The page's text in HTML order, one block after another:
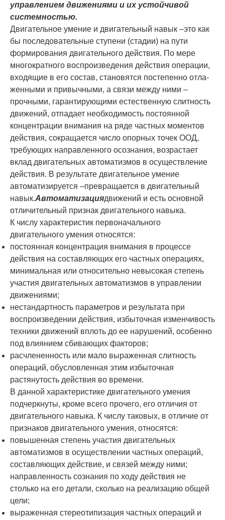
управлением движениями и их устойчивой
системностью.
Двигательное умение и двигательный навык –это как
бы последовательные сту­пени (стадии) на пути
формирования двигательного действия. По мере
многократного воспро­изведения действия операции,
входящие в его состав, стано­вятся постепенно отла­
жен­ными и привычными, а связи между ни­ми –
прочными, гарантирующими естествен­ную слитность
движе­ний, отпадает необходимость постоянной
концентрации внимания на ряде частных моментов
действия, сокращается число опорных точек ООД,
требующих направленного осознания, возрастает
вклад дви­гательных автоматизмов в осуществление
действия. В результате двигательное умение
автоматизируется –превращается в двига­тельный
навык.Автоматизациядвижений и есть основ­ной
отличительный признак дви­гательного навыка.
К числу характеристик первоначального
двигательного умения относятся:
постоянная концентрация внимания в процессе
действия на составляющих его част­ных операциях,
минимальная или относи­тельно невысокая степень
участия двига­тельных автоматизмов в управлении
движениями;
нестандартность параметров и результата при
воспроизведении действия, избыточ­ная изменчивость
техники движений вплоть до ее нарушений, особенно
под влиянием сбивающих факторов;
расчлененность или мало выраженная слитность
операций, обусловленная этим из­быточная
растянутость действия во времени.
В данной характеристике двигательного умения
подчеркнуты, кроме всего прочего, его отличия от
двигательного навыка. К числу таковых, в отличие от
признаков двига­тельного умения, относятся:
повышенная степень участия двигательных
автоматизмов в осуществлении част­ных операций,
составляющих действие, и связей между ними;
направленность сознания по ходу действия не
столько на его детали, сколько на реализацию общей
цели;
выраженная стереотипизация частных операций и